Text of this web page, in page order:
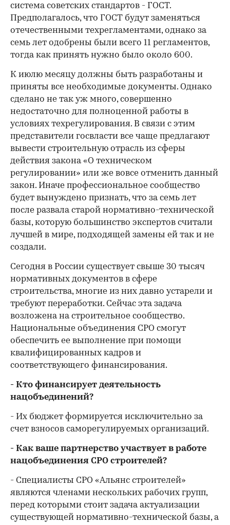
система советских стандартов - ГОСТ.
Предполагалось, что ГОСТ будут заменяться
отечественными техрегламентами, однако за
семь лет одобрены были всего 11 регламентов,
тогда как принять нужно было около 600.
К июлю месяцу должны быть разработаны и
приняты все необходимые документы. Однако
сделано не так уж много, совершенно
недостаточно для полноценной работы в
условиях техрегулирования. В связи с этим
представители госвласти все чаще предлагают
вывести строительную отрасль из сферы
действия закона «О техническом
регулировании» или же вовсе отменить данный
закон. Иначе профессиональное сообщество
будет вынуждено признать, что за семь лет
после развала старой нормативно-технической
базы, которую большинство экспертов считали
лучшей в мире, подходящей замены ей так и не
создали.
Сегодня в России существует свыше 30 тысяч
нормативных документов в сфере
строительства, многие из них давно устарели и
требуют переработки. Сейчас эта задача
возложена на строительное сообщество.
Национальные объединения СРО смогут
обеспечить ее выполнение при помощи
квалифицированных кадров и
соответствующего финансирования.
- Кто финансирует деятельность
нацобъединений?
- Их бюджет формируется исключительно за
счет взносов саморегулируемых организаций.
- Как ваше партнерство участвует в работе
нацобъединения СРО строителей?
- Специалисты СРО «Альянс строителей»
являются членами нескольких рабочих групп,
перед которыми стоит задача актуализации
существующей нормативно-технической базы, а